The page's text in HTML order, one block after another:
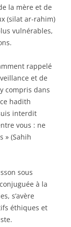
la mère et de
(silat ar-rahim)
vulnérables,
rappelé
et de
compris dans
hadith
interdit
vous : ne
» (Sahih
sous
à la
s’avère
éthiques et